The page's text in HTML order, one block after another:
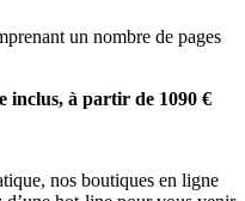
un nombre de pages
inclus, à partir de 1090 €
nos boutiques en ligne